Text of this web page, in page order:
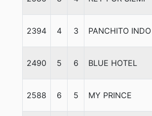
2394 4 3 PANCHITO INDO
2490 5 6 BLUE HOTEL
2588 6 5 MY PRINCE